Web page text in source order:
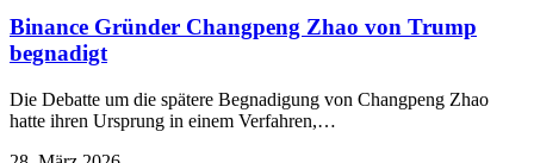
Binance Gründer Changpeng Zhao von Trump
begnadigt
Die Debatte um die spätere Begnadigung von Changpeng Zhao
hatte ihren Ursprung in einem Verfahren,…